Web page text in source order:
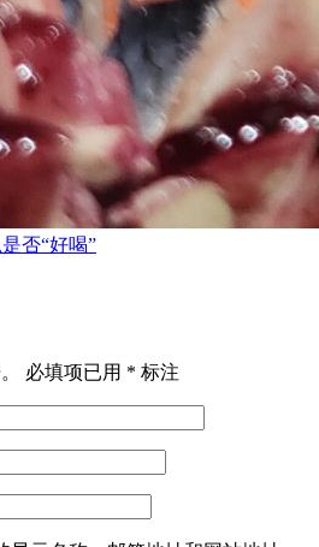
否“好喝”
必填项已用 * 标注